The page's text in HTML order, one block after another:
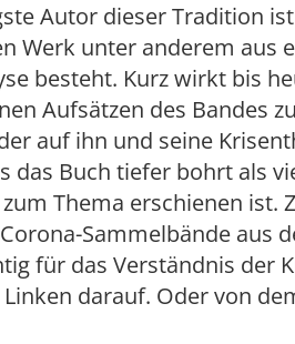
Autor dieser Tradition
Werk unter anderem aus
besteht. Kurz wirkt bis
Aufsätzen des Bandes
auf ihn und seine
das Buch tiefer bohrt als
zum Thema erschienen ist.
Sammelbände aus
für das Verständnis der
darauf. Oder von